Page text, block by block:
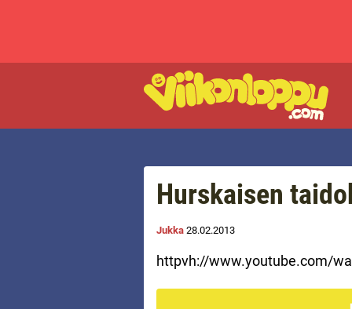
Hurskaisen
Jukka 28.02.2013
httpvh://www.youtube.com/